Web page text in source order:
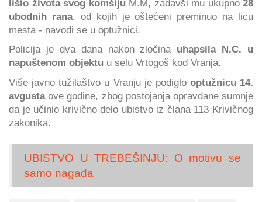
lišio života svog komšijuM.M, zadavši mu ukupno 28
ubodnih rana, od kojih je oštećeni preminuo na licu
mesta - navodi se u optužnici.
Policija je dva dana nakon zločina uhapsila N.C.
u
napuštenom objektu u selu Vrtogoš kod Vranja.
Više javno tužilaštvo u Vranju je podiglo optužnicu 14.
avgustaove godine, zbog postojanja opravdane sumnje
da je učinio krivično delo ubistvo iz člana 113 Krivičnog
zakonika.
UBISTVO U TREBEŠINJU: O motivu se
samo nagađa